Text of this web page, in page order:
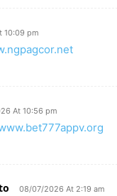
10:09 pm
At 10:56 pm
08/07/2026 At 2:19 am